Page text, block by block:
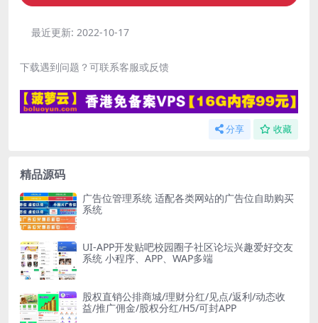
最近更新: 2022-10-17
下载遇到问题？可联系客服或反馈
分享 收藏
精品源码
广告位管理系统 适配各类网站的广告位自助购买
系统
UI-APP开发贴吧校园圈子社区论坛兴趣爱好交友
系统 小程序、APP、WAP多端
股权直销公排商城/理财分红/见点/返利/动态收
益/推广佣金/股权分红/H5/可封APP